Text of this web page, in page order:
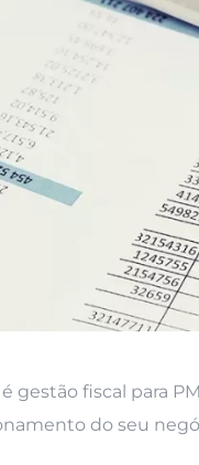
gestão fiscal para
do seu